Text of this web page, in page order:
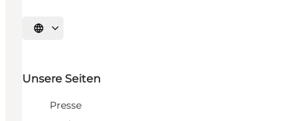
Sprache auswählen
Unsere Seiten
Presse